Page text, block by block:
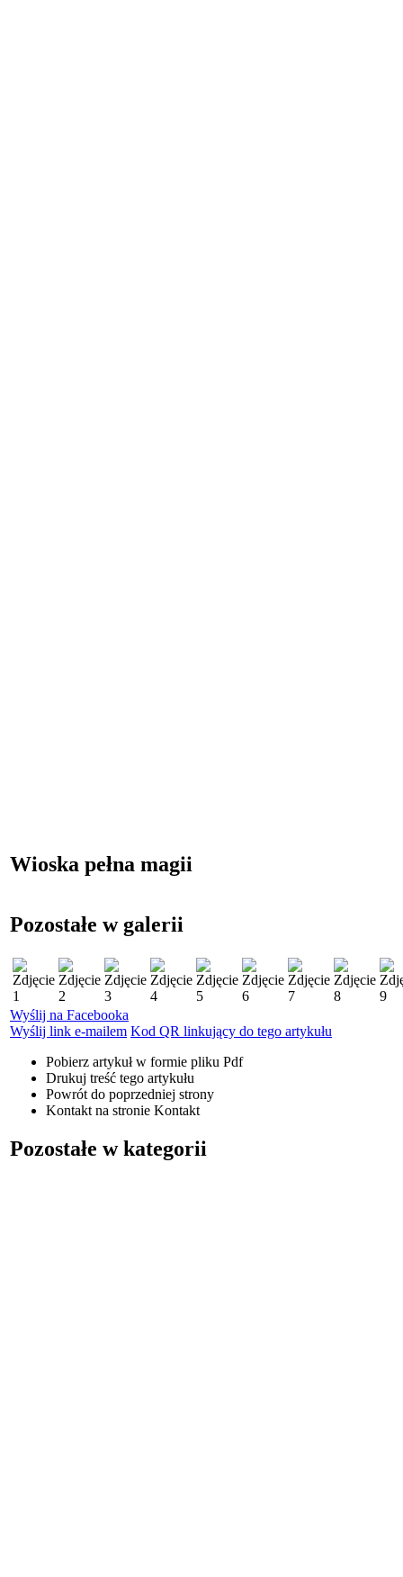
Wioska pełna magii
Pozostałe w galerii
Wyślij na Facebooka
Wyślij link e-mailem Kod QR linkujący do tego artykułu
Pobierz artykuł w formie pliku Pdf
Drukuj treść tego artykułu
Powrót do poprzedniej strony
Kontakt na stronie Kontakt
Pozostałe w kategorii